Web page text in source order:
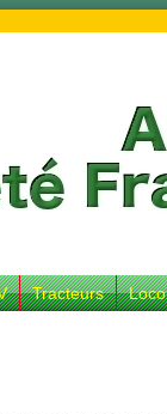
Tracteurs